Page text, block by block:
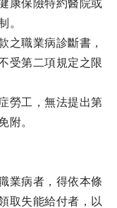
康保險特約醫院或
。
之職業病診斷書，
受第二項規定之限
勞工，無法提出第
附。
業病者，得依本條
取失能給付者，以